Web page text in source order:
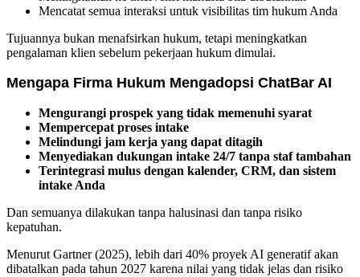
Mencatat semua interaksi untuk visibilitas tim hukum Anda
Tujuannya bukan menafsirkan hukum, tetapi meningkatkan
pengalaman klien sebelum pekerjaan hukum dimulai.
Mengapa Firma Hukum Mengadopsi ChatBar AI
Mengurangi prospek yang tidak memenuhi syarat
Mempercepat proses intake
Melindungi jam kerja yang dapat ditagih
Menyediakan dukungan intake 24/7 tanpa staf tambahan
Terintegrasi mulus dengan kalender, CRM, dan sistem
intake Anda
Dan semuanya dilakukan tanpa halusinasi dan tanpa risiko
kepatuhan.
Menurut Gartner (2025), lebih dari 40% proyek AI generatif akan
dibatalkan pada tahun 2027 karena nilai yang tidak jelas dan risiko